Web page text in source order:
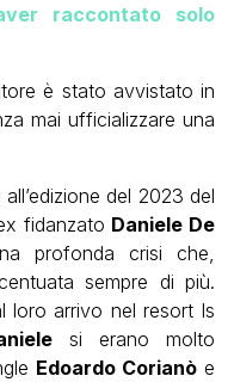
raccontato solo
è stato avvistato in
mai ufficializzare una
del 2023 del
fidanzato Daniele De
profonda crisi che,
sempre di più.
loro arrivo nel resort Is
si erano molto
Edoardo Corianòe